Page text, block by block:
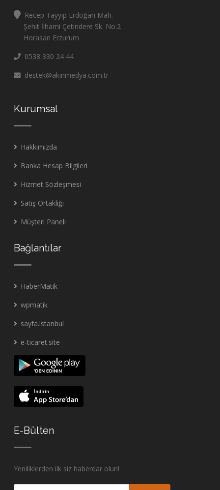
Recep Tayyip Erdoğan Mah.
Şehit İlhami Çetindere Sk. No:2
Horasan Erzurum
0538 330 24 44
destek@akinmedya.com.tr
Kurumsal
Hakkımızda
Banka Hesap Bilgileri
Hizmet Sözleşmesi
Satış Ortaklığı
Müşteri Paneli
Bağlantılar
HaberMatik
wpmatik
sayfa.istanbul
e-ticaret.site
E-Bülten
Yeniliklerden ilk siz haberdar olun!